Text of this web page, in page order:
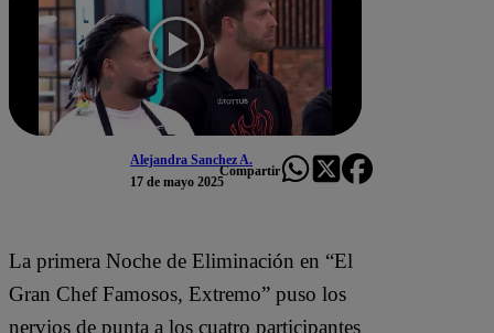
Alejandra Sanchez A.
17 de mayo 2025
Compartir
La primera Noche de Eliminación en “El
Gran Chef Famosos, Extremo” puso los
nervios de punta a los cuatro participantes